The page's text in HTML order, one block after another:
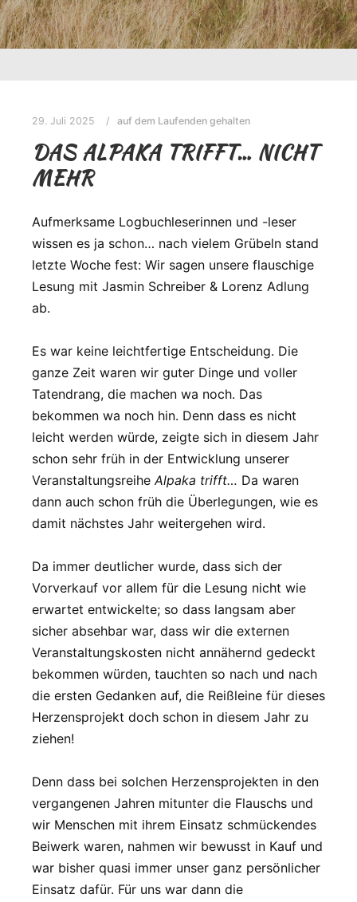
29. Juli 2025 auf dem Laufenden gehalten
DAS ALPAKA TRIFFT… NICHT
MEHR
Aufmerksame Logbuchleserinnen und -leser
wissen es ja schon… nach vielem Grübeln stand
letzte Woche fest: Wir sagen unsere flauschige
Lesung mit Jasmin Schreiber & Lorenz Adlung
ab.
Es war keine leichtfertige Entscheidung. Die
ganze Zeit waren wir guter Dinge und voller
Tatendrang, die machen wa noch. Das
bekommen wa noch hin. Denn dass es nicht
leicht werden würde, zeigte sich in diesem Jahr
schon sehr früh in der Entwicklung unserer
Veranstaltungsreihe Alpaka trifft… Da waren
dann auch schon früh die Überlegungen, wie es
damit nächstes Jahr weitergehen wird.
Da immer deutlicher wurde, dass sich der
Vorverkauf vor allem für die Lesung nicht wie
erwartet entwickelte; so dass langsam aber
sicher absehbar war, dass wir die externen
Veranstaltungskosten nicht annähernd gedeckt
bekommen würden, tauchten so nach und nach
die ersten Gedanken auf, die Reißleine für dieses
Herzensprojekt doch schon in diesem Jahr zu
ziehen!
Denn dass bei solchen Herzensprojekten in den
vergangenen Jahren mitunter die Flauschs und
wir Menschen mit ihrem Einsatz schmückendes
Beiwerk waren, nahmen wir bewusst in Kauf und
war bisher quasi immer unser ganz persönlicher
Einsatz dafür. Für uns war dann die